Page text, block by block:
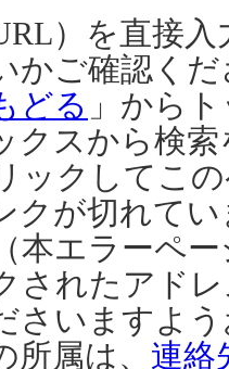
）を直接
かご確認く
どる 」から
クスから検
ックしてこ
クが切れて
本エラーペ
されたアド
さいますよ
属は、 連絡